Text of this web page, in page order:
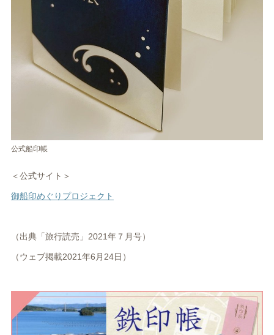
公式船印帳
＜公式サイト＞
御船印めぐりプロジェクト
（出典「旅行読売」2021年７月号）
（ウェブ掲載2021年6月24日）